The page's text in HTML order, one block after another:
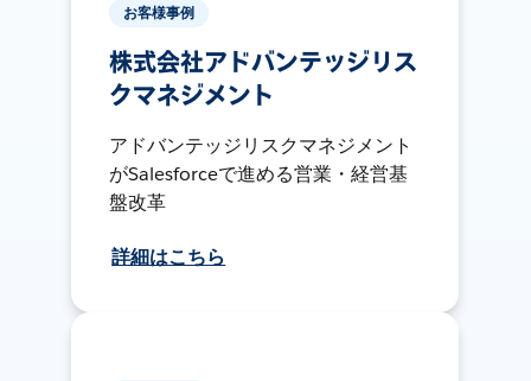
お客様事例
株式会社アドバンテッジリス
クマネジメント
アドバンテッジリスクマネジメント
がSalesforceで進める営業・経営基
盤改革
詳細はこちら